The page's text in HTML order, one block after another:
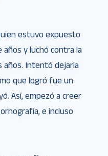
estuvo expuesto
años y luchó contra la
años. Intentó dejarla
que logró fue un
Así, empezó a creer
e incluso